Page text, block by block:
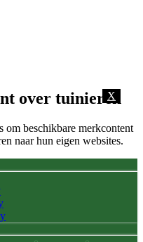
X
over tuinieren
om beschikbare merkcontent
naar hun eigen websites.